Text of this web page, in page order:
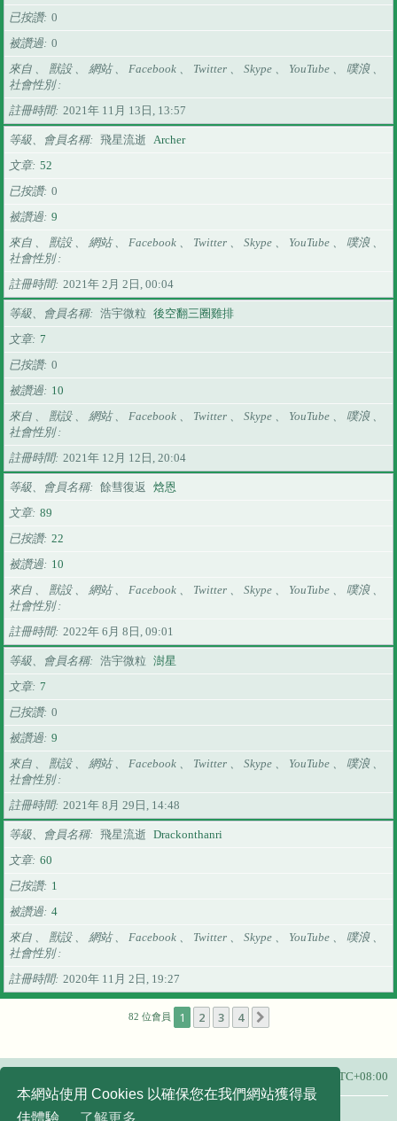
本網站使用 Cookies 以確保您在我們網站獲得最
已按讚 0
被讚過 0
來自 、 獸設 、 網站 、 Facebook 、 Twitter 、 Skype 、 YouTube 、 噗浪 、
社會性別
註冊時間
2021年 11月 13日, 13:57
等級、會員名稱 飛星流逝
Archer
文章 52
已按讚 0
被讚過 9
來自 、 獸設 、 網站 、 Facebook 、 Twitter 、 Skype 、 YouTube 、 噗浪 、
社會性別
註冊時間
2021年 2月 2日, 00:04
等級、會員名稱 浩宇微粒 後空翻三圈雞排
文章 7
已按讚 0
被讚過
10
來自 、 獸設 、 網站 、 Facebook 、 Twitter 、 Skype 、 YouTube 、 噗浪 、
社會性別
註冊時間
2021年 12月 12日, 20:04
等級、會員名稱 餘彗復返
焓恩
文章 89
已按讚 22
被讚過
10
來自 、 獸設 、 網站 、 Facebook 、 Twitter 、 Skype 、 YouTube 、 噗浪 、
社會性別
註冊時間
2022年 6月 8日, 09:01
等級、會員名稱 浩宇微粒 澍星
文章 7
已按讚 0
被讚過 9
來自 、 獸設 、 網站 、 Facebook 、 Twitter 、 Skype 、 YouTube 、 噗浪 、
社會性別
註冊時間
2021年 8月 29日, 14:48
等級、會員名稱 飛星流逝 Drackonthanri
文章 60
已按讚
1
被讚過 4
來自 、 獸設 、 網站 、 Facebook 、 Twitter 、 Skype 、 YouTube 、 噗浪 、
社會性別
註冊時間
2020年 11月 2日, 19:27
82 位會員 1 2 3 4
UTC+08:00
友站連結：